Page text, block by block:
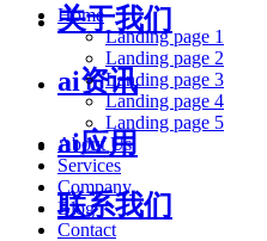
关于我们
ai资讯
ai应用
联系我们
Home
Landing page 1
Landing page 2
Landing page 3
Landing page 4
Landing page 5
About Us
Services
Company
Blog
Contact